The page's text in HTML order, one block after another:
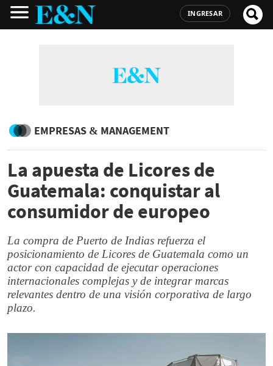
INGRESAR
EMPRESAS & MANAGEMENT
La apuesta de Licores de
Guatemala: conquistar al
consumidor de europeo
La compra de Puerto de Indias refuerza el
posicionamiento de Licores de Guatemala como un
actor con capacidad de ejecutar operaciones
internacionales complejas y de integrar marcas
relevantes dentro de una visión corporativa de largo
plazo.